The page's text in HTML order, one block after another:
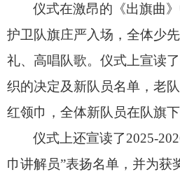
仪式在激昂的《出旗曲》
护卫队旗庄严入场， 全体少
礼、 高唱队歌。 仪式上宣读
织的决定及新队员名单， 老
红领巾， 全体新队员在队旗下
仪式上还宣读了2025-
巾讲解员”表扬名单， 并为获